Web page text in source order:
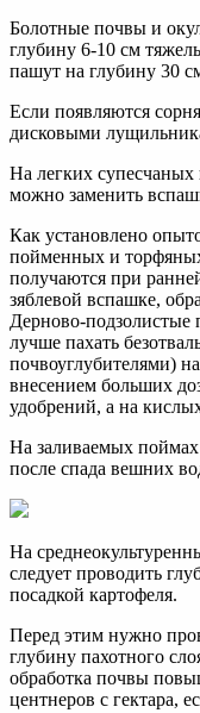
Болотные почвы и
глубину 6-10 см
пашут на глуби­ну 30
Если появляются
диско­выми
На легких
можно заменить
Как установлено
пойменных и
получаются при
зяблевой вспашке,
Дерново-
лучше пахать
почвоуглубителями)
внесением больших
удобрений, а на
На заливаемых поймах
после спада вешних
На
следует проводить
посадкой картофеля.
Перед этим нужно
глубину пахотного
обработка почвы
центнеров с гектара,